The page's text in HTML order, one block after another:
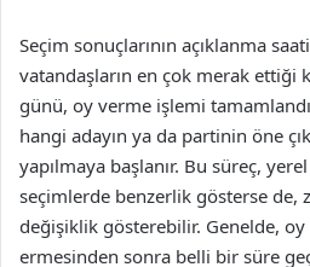
Seçim sonuçlarının açıklanma
vatandaşların en çok merak ettiği
günü, oy verme işlemi
hangi adayın ya da partinin öne
yapılmaya başlanır. Bu süreç,
seçimlerde benzerlik gösterse de,
değişiklik gösterebilir. Genelde,
ermesinden sonra belli bir süre